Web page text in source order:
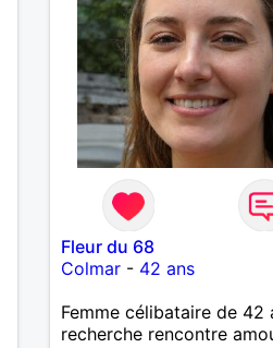
Fleur du 68
Colmar - 42 ans
Femme célibataire de 42
recherche rencontre